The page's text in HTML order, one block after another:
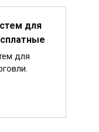
для
для